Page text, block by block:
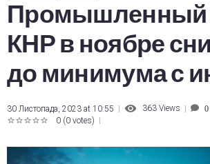
Промышленный
КНР в ноябре
до минимума с
30 Листопада, 2023 at 10:55 363 Views 0
0 (0 votes)